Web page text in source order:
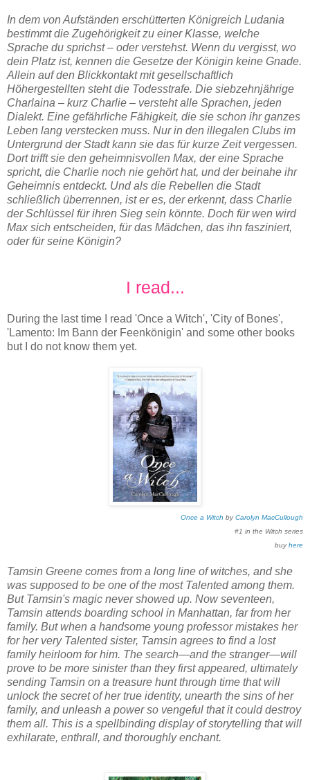
In dem von Aufständen erschütterten Königreich Ludania
bestimmt die Zugehörigkeit zu einer Klasse, welche
Sprache du sprichst – oder verstehst. Wenn du vergisst, wo
dein Platz ist, kennen die Gesetze der Königin keine Gnade.
Allein auf den Blickkontakt mit gesellschaftlich
Höhergestellten steht die Todesstrafe. Die siebzehnjährige
Charlaina – kurz Charlie – versteht alle Sprachen, jeden
Dialekt. Eine gefährliche Fähigkeit, die sie schon ihr ganzes
Leben lang verstecken muss. Nur in den illegalen Clubs im
Untergrund der Stadt kann sie das für kurze Zeit vergessen.
Dort trifft sie den geheimnisvollen Max, der eine Sprache
spricht, die Charlie noch nie gehört hat, und der beinahe ihr
Geheimnis entdeckt. Und als die Rebellen die Stadt
schließlich überrennen, ist er es, der erkennt, dass Charlie
der Schlüssel für ihren Sieg sein könnte. Doch für wen wird
Max sich entscheiden, für das Mädchen, das ihn fasziniert,
oder für seine Königin?
I read...
During the last time I read 'Once a Witch', 'City of Bones',
'Lamento: Im Bann der Feenkönigin' and some other books
but I do not know them yet.
Once a Witch byCarolyn MacCullough
#1 in the Witch series
buyhere
Tamsin Greene comes from a long line of witches, and she
was supposed to be one of the most Talented among them.
But Tamsin's magic never showed up. Now seventeen,
Tamsin attends boarding school in Manhattan, far from her
family. But when a handsome young professor mistakes her
for her very Talented sister, Tamsin agrees to find a lost
family heirloom for him. The search—and the stranger—will
prove to be more sinister than they first appeared, ultimately
sending Tamsin on a treasure hunt through time that will
unlock the secret of her true identity, unearth the sins of her
family, and unleash a power so vengeful that it could destroy
them all. This is a spellbinding display of storytelling that will
exhilarate, enthrall, and thoroughly enchant.